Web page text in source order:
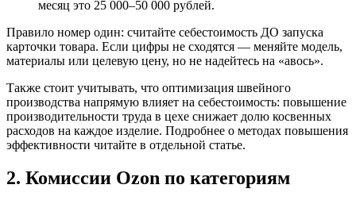
месяц это 25 000–50 000 рублей.
Правило номер один: считайте себестоимость ДО запуска
карточки товара. Если цифры не сходятся — меняйте модель,
материалы или целевую цену, но не надейтесь на «авось».
Также стоит учитывать, что оптимизация швейного
производства напрямую влияет на себестоимость: повышение
производительности труда в цехе снижает долю косвенных
расходов на каждое изделие. Подробнее о методах повышения
эффективности читайте в отдельной статье.
2. Комиссии Ozon по категориям